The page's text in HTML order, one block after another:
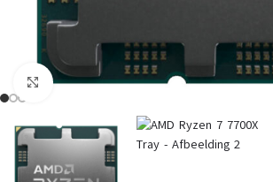
Click to enlarge